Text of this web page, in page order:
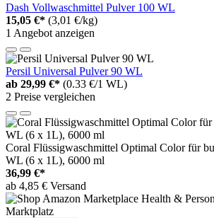
Dash Vollwaschmittel Pulver 100 WL
15,05 €* (3,01 €/kg)
1 Angebot anzeigen
Persil Universal Pulver 90 WL
ab 29,99 €* (0.33 €/1 WL)
2 Preise vergleichen
Coral Flüssigwaschmittel Optimal Color für
WL (6 x 1L), 6000 ml
36,99 €*
ab 4,85 € Versand
Marktplatz